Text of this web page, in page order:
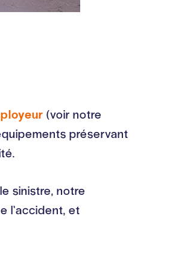
(voir notre
préservant
sinistre, notre
l’accident, et